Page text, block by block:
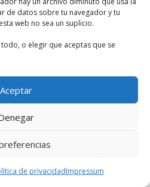
de datos sobre tu navegador y tu
web no sea un suplicio.
o elegir que aceptas que se
Aceptar
de privacidadImpressum